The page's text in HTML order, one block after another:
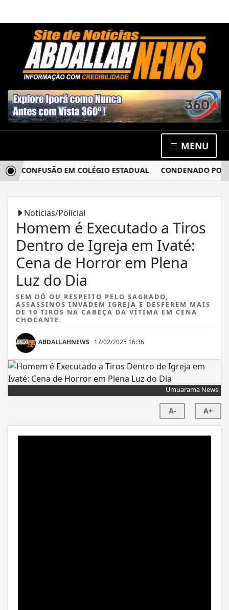
MENU
CONFUSÃO EM COLÉGIO ESTADUAL CONDENADO POR
Notícias/Policial
Homem é Executado a Tiros
Dentro de Igreja em Ivaté:
Cena de Horror em Plena
Luz do Dia
SEM DÓ OU RESPEITO PELO SAGRADO,
ASSASSINOS INVADEM IGREJA E DESFEREM MAIS
DE 10 TIROS NA CABEÇA DA VÍTIMA EM CENA
CHOCANTE.
ABDALLAHNEWS 17/02/2025 16:36
Umuarama News
A- A+